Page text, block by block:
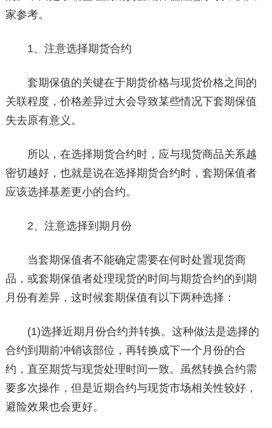
家参考。
1、注意选择期货合约
套期保值的关键在于期货价格与现货价格之间的
关联程度，价格差异过大会导致某些情况下套期保值
失去原有意义。
所以，在选择期货合约时，应与现货商品关系越
密切越好，也就是说在选择期货合约时，套期保值者
应该选择基差更小的合约。
2、注意选择到期月份
当套期保值者不能确定需要在何时处置现货商
品，或套期保值者处理现货的时间与期货合约的到期
月份有差异，这时候套期保值有以下两种选择：
(1)选择近期月份合约并转换。这种做法是选择的
合约到期前冲销该部位，再转换成下一个月份的合
约，直至期货与现货处理时间一致。虽然转换合约需
要多次操作，但是近期合约与现货市场相关性较好，
避险效果也会更好。